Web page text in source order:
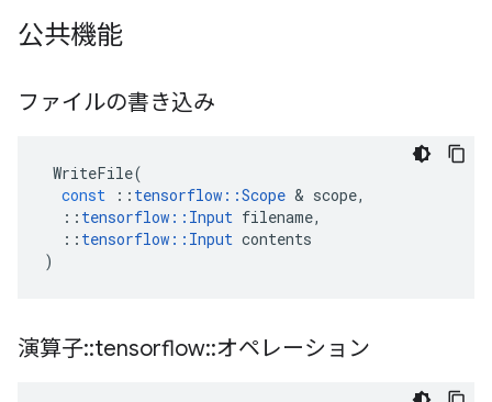
公共機能
ファイルの書き込み
WriteFile(
const
:: tensorflow ::Scope & scope,
:: tensorflow :: Input filename,
:: tensorflow :: Input contents
)
演算子::tensorflow::オペレーション